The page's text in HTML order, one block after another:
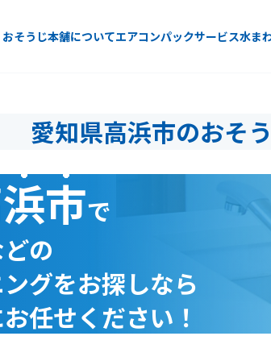
おそうじ本舗についてエアコンパックサービス水ま
愛知県高浜市のおそ
市で
の
グをお探しなら
任せください！